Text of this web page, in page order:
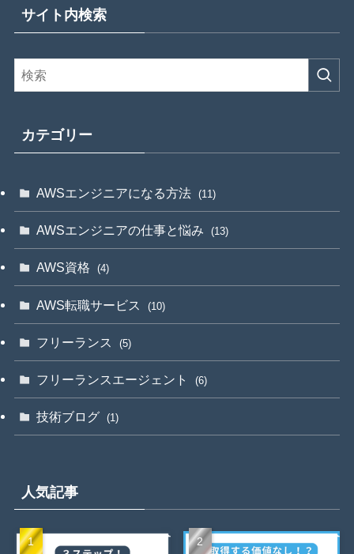
サイト内検索
カテゴリー
AWSエンジニアになる方法 (11)
AWSエンジニアの仕事と悩み (13)
AWS資格 (4)
AWS転職サービス (10)
フリーランス (5)
フリーランスエージェント (6)
技術ブログ (1)
人気記事